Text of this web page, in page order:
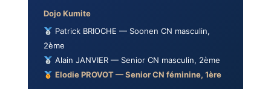
Dojo Kumite
Patrick BRIOCHE — Soonen CN masculin,
2ème
Alain JANVIER — Senior CN masculin, 2ème
Elodie PROVOT — Senior CN féminine, 1ère